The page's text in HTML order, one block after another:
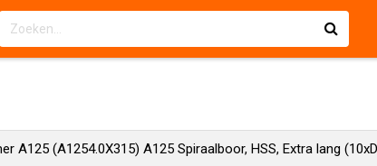
A125 (A1254.0X315) A125 Spiraalboor, HSS, Extra lang